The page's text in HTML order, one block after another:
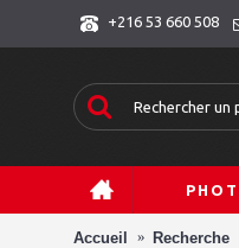
+216 53 660 508
Accueil Recherche